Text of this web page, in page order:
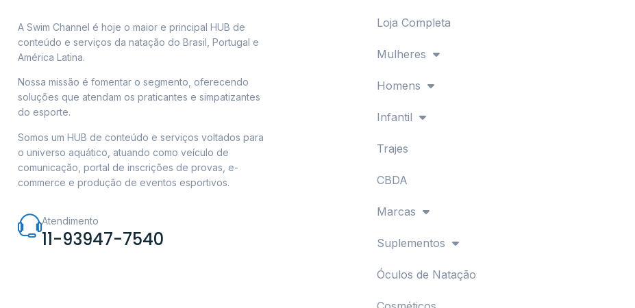
A Swim Channel é hoje o maior e principal HUB de
conteúdo e serviços da natação do Brasil, Portugal e
América Latina.
Nossa missão é fomentar o segmento, oferecendo
soluções que atendam os praticantes e simpatizantes
do esporte.
Somos um HUB de conteúdo e serviços voltados para
o universo aquático, atuando como veículo de
comunicação, portal de inscrições de provas, e-
commerce e produção de eventos esportivos.
Atendimento
11-93947-7540
Loja Completa
Mulheres
Homens
Infantil
Trajes
CBDA
Marcas
Suplementos
Óculos de Natação